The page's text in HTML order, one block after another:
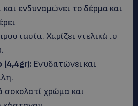
και ενδυναμώνει το δέρμα και
Χαρίζει ντελικάτο
(4,4gr): Ενυδατώνει και
σοκολατί χρώμα και